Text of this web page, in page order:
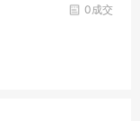
0成交